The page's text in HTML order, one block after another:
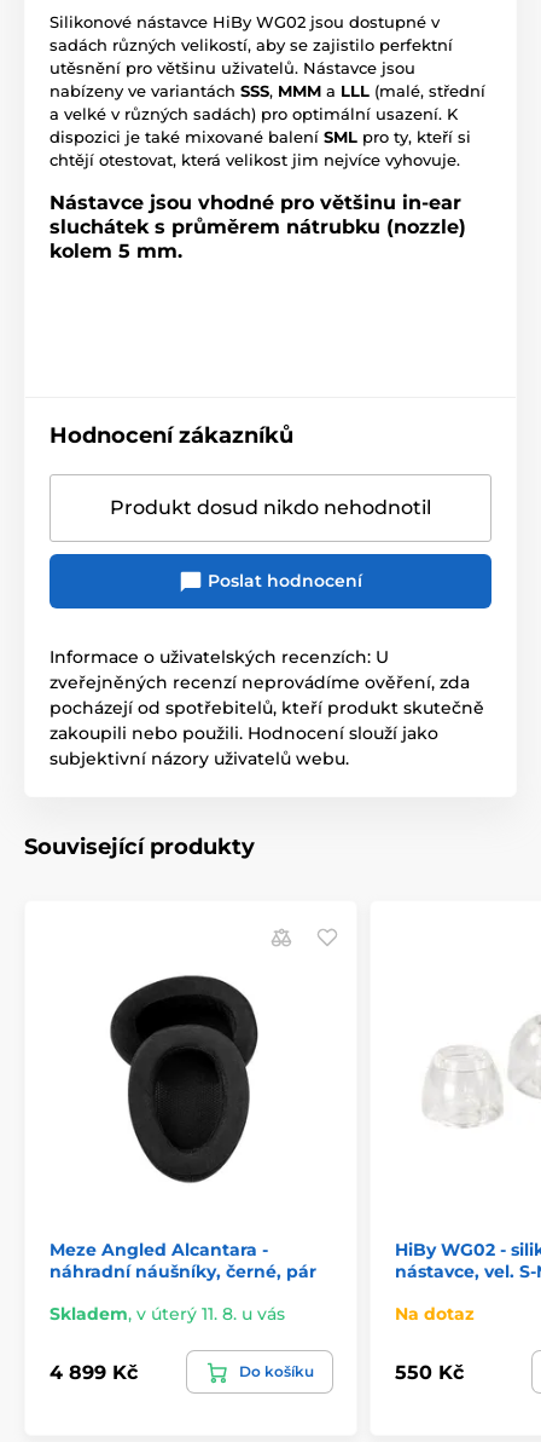
Silikonové nástavce HiBy WG02 jsou dostupné v
sadách různých velikostí, aby se zajistilo perfektní
utěsnění pro většinu uživatelů. Nástavce jsou
nabízeny ve variantách SSS, MMM a LLL (malé, střední
a velké v různých sadách) pro optimální usazení. K
dispozici je také mixované balení SML pro ty, kteří si
chtějí otestovat, která velikost jim nejvíce vyhovuje.
Nástavce jsou vhodné pro většinu in-ear
sluchátek s průměrem nátrubku (nozzle)
kolem 5 mm.
Hodnocení zákazníků
Produkt dosud nikdo nehodnotil
Poslat hodnocení
Informace o uživatelských recenzích: U
zveřejněných recenzí neprovádíme ověření, zda
pocházejí od spotřebitelů, kteří produkt skutečně
zakoupili nebo použili. Hodnocení slouží jako
subjektivní názory uživatelů webu.
Související produkty
Meze Angled Alcantara -
náhradní náušníky, černé, pár
Skladem, v úterý 11. 8. u vás
4 899 Kč Do košíku
HiBy WG02 -
nástavce, vel. S-
Na dotaz
550 Kč